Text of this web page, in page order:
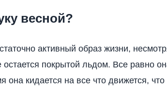
весной?
активный образ жизни,
покрытой льдом. Все равно
она кидается на все что движется,